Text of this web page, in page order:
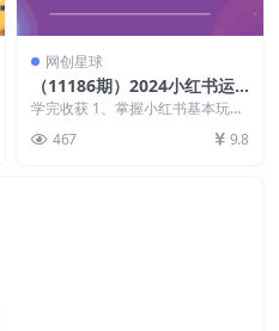
网创星球
（11186期）2024小红书运
营实战营，从入门到精通，完
成从0~1~100（50节课）
学完收获 1、掌握小红书基本玩法
开通属于自己的...
467 9.8